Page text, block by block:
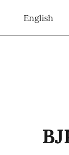
English